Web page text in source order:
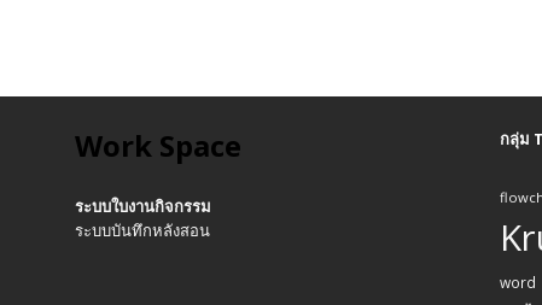
o
Work Space
ระบบใบงานกิจกรรม
ระบบบันทึกหลังสอน
กลุ่ม
word